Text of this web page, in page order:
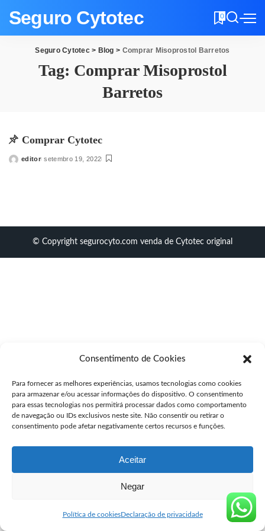
Consentimento de Cookies
Para fornecer as melhores experiências, usamos tecnologias como cookies
para armazenar e/ou acessar informações do dispositivo. O consentimento
para essas tecnologias nos permitirá processar dados como comportamento
de navegação ou IDs exclusivos neste site. Não consentir ou retirar o
consentimento pode afetar negativamente certos recursos e funções.
Aceitar
Negar
Política de cookiesDeclaração de privacidade
Seguro Cytotec 0
Seguro Cytotec> Blog > Comprar Misoprostol Barretos
Tag: Comprar Misoprostol
Barretos
Comprar Cytotec
Posted
editor setembro 19, 2022
© Copyright segurocyto.com venda de Cytotec original